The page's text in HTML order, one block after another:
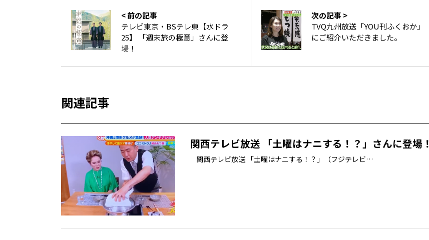
< 前の記事
テレビ東京・BSテレ東【水ドラ
25】 「週末旅の極意」さんに登
場！
次の記事 >
TVQ九州放送「YOU刊ふくおか」
にご紹介いただきました。
関連記事
関西テレビ放送 「土曜はナニする！？」さんに登場！
関西テレビ放送 「土曜はナニする！？」（フジテレビ…